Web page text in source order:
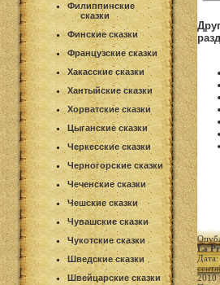
Филиппинские
сказки
Финские сказки
Французские сказки
Хакасские сказки
Хантыйские сказки
Хорватские сказки
Цыганские сказки
Черкесские сказки
Черногорские сказки
Чеченские сказки
Чешские сказки
Чувашские сказки
Чукотские сказки
Шведские сказки
Швейцарские сказки
La
2010 |